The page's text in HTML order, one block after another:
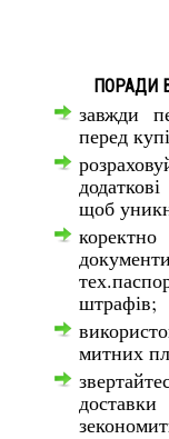
ПОРАДИ
завжди
перед
щоб
штрафів;
митних